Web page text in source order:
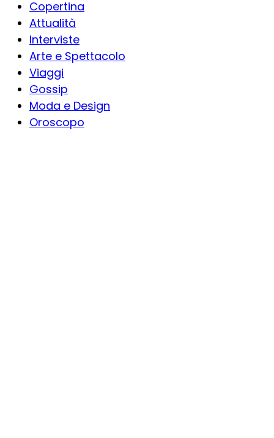
Copertina
Attualità
Interviste
Arte e Spettacolo
Viaggi
Gossip
Moda e Design
Oroscopo